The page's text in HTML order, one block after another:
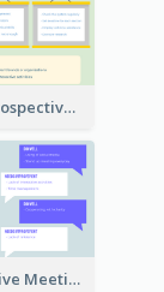
Scrum Retrospective Meeting Questions
Retrospective Meeting Questions